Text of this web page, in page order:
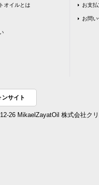
オイルとは お支
お問
ンサイト
26 MikaelZayatOil 株式会社ク